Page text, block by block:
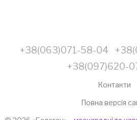
+38(063)071-58-04
+38(097)620-
Контакти
Повна версія